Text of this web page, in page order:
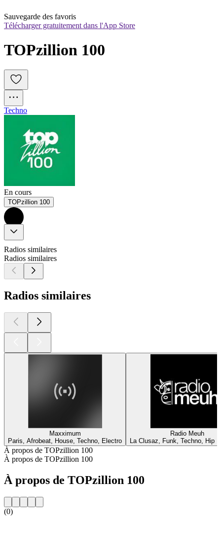
Sauvegarde des favoris
Télécharger gratuitement dans l'App Store
TOPzillion 100
Techno
En cours
TOPzillion 100
Radios similaires
Radios similaires
Radios similaires
Maxximum
Paris, Afrobeat, House, Techno, Electro
Radio Meuh
La Clusaz, Funk, Techno, Hip
À propos de TOPzillion 100
À propos de TOPzillion 100
À propos de TOPzillion 100
(0)